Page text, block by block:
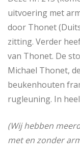
uitvoering met
door Thonet
zitting. Verder
van Thonet. De
Michael Thonet,
beukenhouten
rugleuning. In
(Wij hebben
met en zonder